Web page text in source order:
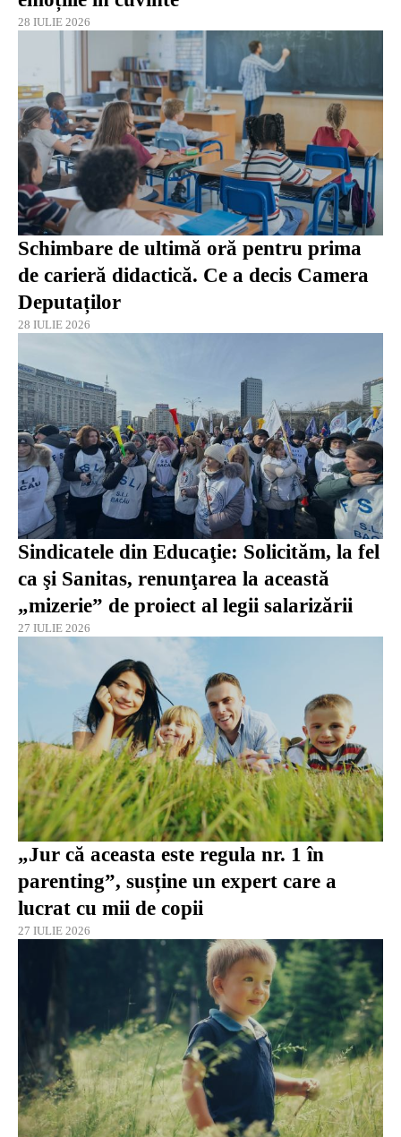
28 IULIE 2026
Schimbare de ultimă oră pentru prima
de carieră didactică. Ce a decis Camera
Deputaților
28 IULIE 2026
Sindicatele din Educaţie: Solicităm, la fel
ca şi Sanitas, renunţarea la această
„mizerie” de proiect al legii salarizării
27 IULIE 2026
„Jur că aceasta este regula nr. 1 în
parenting”, susține un expert care a
lucrat cu mii de copii
27 IULIE 2026